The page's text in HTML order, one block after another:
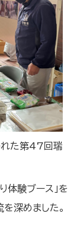
れた第47回瑞
体験ブース」を
深めました。